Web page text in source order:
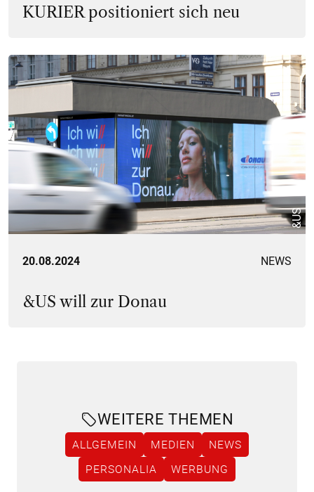
KURIER positioniert sich neu
&US
20.08.2024 NEWS
&US will zur Donau
WEITERE THEMEN
ALLGEMEIN MEDIEN
NEWS
PERSONALIA
WERBUNG